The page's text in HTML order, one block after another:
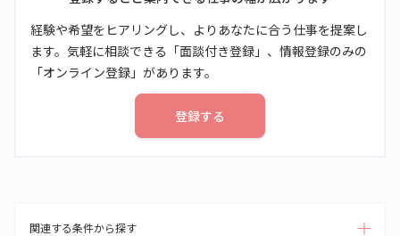
経験や希望をヒアリングし、よりあなたに合う仕事を提案し
ます。気軽に相談できる「面談付き登録」、情報登録のみの
「オンライン登録」があります。
登録する
関連する条件から探す